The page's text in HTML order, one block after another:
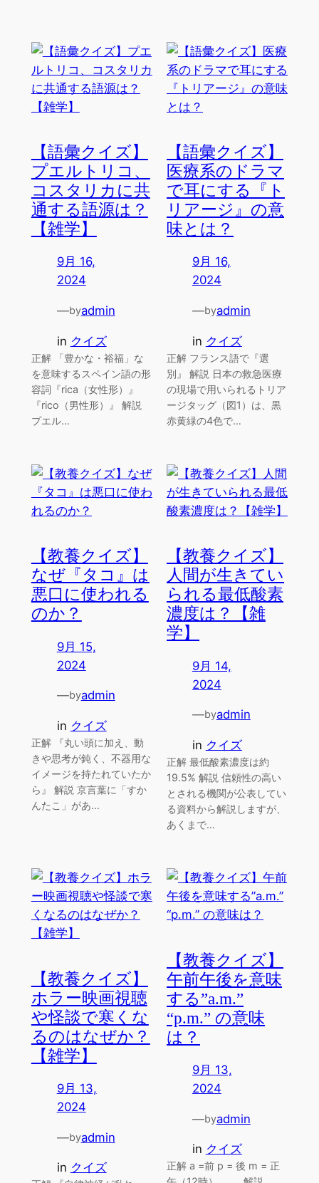
【語彙クイズ】
プエルトリコ、
コスタリカに共
通する語源は？
【雑学】
9月 16,
2024
—byadmin
in クイズ
正解 「豊かな・裕福」な
を意味するスペイン語の形
容詞『rica（女性形）』
『rico（男性形）』 解説
プエル…
【語彙クイズ】
医療系のドラマ
で耳にする『ト
リアージ』の意
味とは？
9月 16,
2024
—byadmin
in クイズ
正解 フランス語で『選
別』 解説 日本の救急医療
の現場で用いられるトリア
ージタッグ（図1）は、黒
赤黄緑の4色で…
【教養クイズ】
なぜ『タコ』は
悪口に使われる
のか？
9月 15,
2024
—byadmin
in クイズ
正解 『丸い頭に加え、動
きや思考が鈍く、不器用な
イメージを持たれていたか
ら』 解説 京言葉に「すか
んたこ」があ…
【教養クイズ】
人間が生きてい
られる最低酸素
濃度は？【雑
学】
9月 14,
2024
—byadmin
in クイズ
正解 最低酸素濃度は約
19.5% 解説 信頼性の高い
とされる機関が公表してい
る資料から解説しますが、
あくまで…
【教養クイズ】
ホラー映画視聴
や怪談で寒くな
るのはなぜか？
【雑学】
9月 13,
2024
—byadmin
in クイズ
【教養クイズ】
午前午後を意味
する”a.m.”
“p.m.” の意味
は？
9月 13,
2024
—byadmin
in クイズ
正解 a =前 p = 後 m = 正